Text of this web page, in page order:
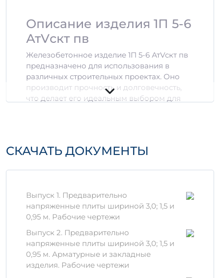
Описание изделия 1П 5-6
АтVскт пв
Железобетонное изделие 1П 5-6 АтVскт пв
предназначено для использования в
различных строительных проектах. Оно
производит прочность и долговечность,
что делает его идеальным выбором для
характеристики
Тип: Прямоугольная балка
Бренд: АтVскт
Класс прочности: В25
Марка по морозостойкости: F100
Преимущества
Изделие имеет ряд преимуществ:
Высокая прочность:благодаря
СКАЧАТЬ ДОКУМЕНТЫ
Выпуск 1. Предварительно
напряженные плиты шириной 3,0; 1,5 и
0,95 м. Рабочие чертежи
Выпуск 2. Предварительно
напряженные плиты шириной 3,0; 1,5 и
0,95 м. Арматурные и закладные
изделия. Рабочие чертежи